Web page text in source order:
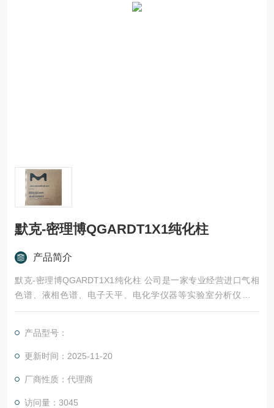
默克-密理博QGARDT1X1纯化柱
产品简介
默克-密理博QGARDT1X1纯化柱 公司是一家专业经营进口气相
色谱、液相色谱、电子天平、电化学仪器等实验室分析仪器设
备、通用仪器设备及色谱柱、试剂、标准品等的高科技公司。公
仪器介绍给广大国内用户，目前公司用户已经遍布科研机构、大
专院校、医院、化工、食品、医药、农业、工矿、电力、冶金等
产品型号：
更新时间：2025-11-20
厂商性质：代理商
访问量：3045